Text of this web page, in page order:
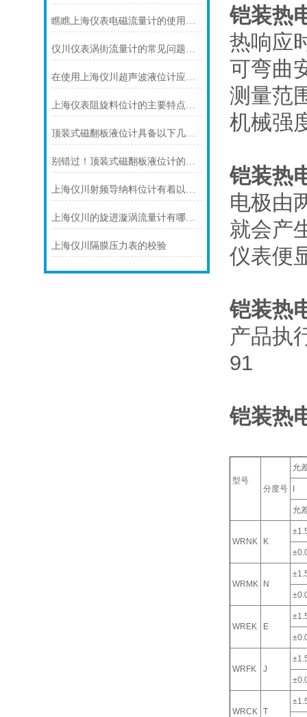
瞧瞧上海仪表电磁流量计的使用注意事项
仪川仪表涡街流量计的常见问题及解决方法如下
在使用上海仪川超声波液位计应注间的现场条件
上海仪表阻旋料位计的主要特点可归纳如下
顶装式磁翻板液位计具备以下几大主要特点
别错过！顶装式磁翻板液位计的适用版图，一文解锁核心场景
上海仪川射频导纳料位计有着以下几大技术特点
上海仪川的旋进漩涡流量计有哪些应用案例
上海仪川隔膜压力表的校验
铠装热
热响应
可弯曲
测量范
机械强
铠装热
电极由
就会产
仪表便
铠装热
产品执
91
铠装热
型号
分度号
允
允
WRNK K
WRMK N
WREK E
WRFK J
WRCK T